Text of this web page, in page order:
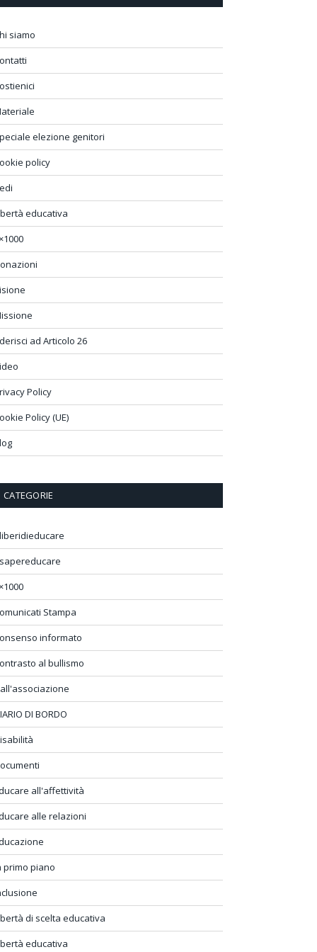
siamo
elezione genitori
policy
educativa
ad Articolo 26
Policy
Policy (UE)
CATEGORIE
Stampa
informato
al bullismo
DI BORDO
all'affettività
alle relazioni
primo piano
di scelta educativa
educativa